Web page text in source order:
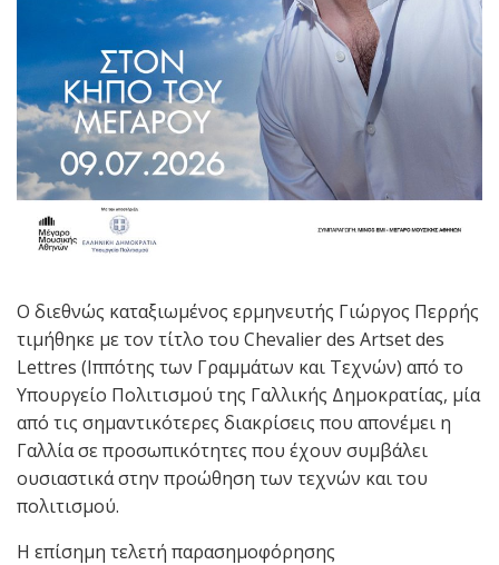
Ο διεθνώς καταξιωμένος ερμηνευτής Γιώργος Περρής
τιμήθηκε με τον τίτλο του Chevalier des Artset des
Lettres (Ιππότης των Γραμμάτων και Τεχνών) από το
Υπουργείο Πολιτισμού της Γαλλικής Δημοκρατίας, μία
από τις σημαντικότερες διακρίσεις που απονέμει η
Γαλλία σε προσωπικότητες που έχουν συμβάλει
ουσιαστικά στην προώθηση των τεχνών και του
πολιτισμού.
Η επίσημη τελετή παρασημοφόρησης